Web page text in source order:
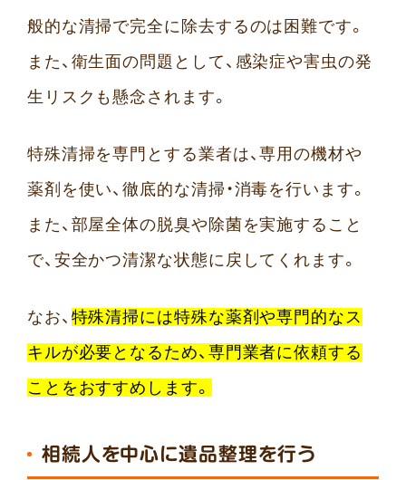
般的な清掃で完全に除去するのは困難です。
また、衛生面の問題として、感染症や害虫の発
生リスクも懸念されます。
特殊清掃を専門とする業者は、専用の機材や
薬剤を使い、徹底的な清掃・消毒を行います。
また、部屋全体の脱臭や除菌を実施すること
で、安全かつ清潔な状態に戻してくれます。
なお、 特殊清掃には特殊な薬剤や専門的なス
キルが必要となるため、専門業者に依頼する
ことをおすすめします。
相続人を中心に遺品整理を行う